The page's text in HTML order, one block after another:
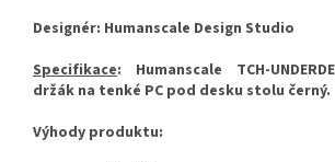
Designér: Humanscale Design Studio
Specifikace: Humanscale TCH-
držák na tenké PC pod desku stolu černý.
Výhody produktu: